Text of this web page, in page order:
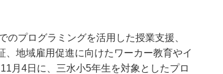
プログラミングを活用した授業支援、
、地域雇用促進に向けたワーカー教育やイ
月4日に、三水小5年生を対象としたプロ